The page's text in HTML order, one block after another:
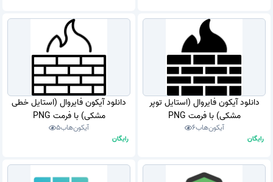
دانلود آیکون فایروال (استایل توپر
مشکی) با فرمت PNG
آیکون‌هاب6
رایگان
دانلود آیکون فایروال (استایل خطی
مشکی) با فرمت PNG
آیکون‌هاب5
رایگان